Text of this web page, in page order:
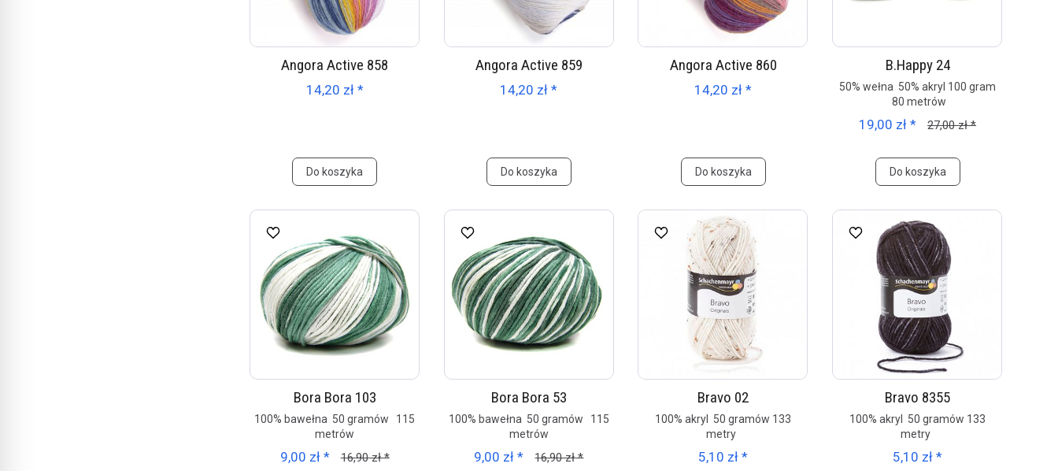
Angora Active 858
14,20 zł *
Do koszyka
Angora Active 859
14,20 zł *
Do koszyka
Angora Active 860
14,20 zł *
Do koszyka
B.Happy 24
50% wełna 50% akryl 100 gram
80 metrów
19,00 zł * 27,00 zł *
Do koszyka
Bora Bora 103
100% bawełna 50 gramów 115
metrów
9,00 zł * 16,90 zł *
Bora Bora 53
100% bawełna 50 gramów 115
metrów
9,00 zł * 16,90 zł *
Bravo 02
100% akryl 50 gramów 133
metry
5,10 zł *
Bravo 8355
100% akryl 50 gramów 133
metry
5,10 zł *